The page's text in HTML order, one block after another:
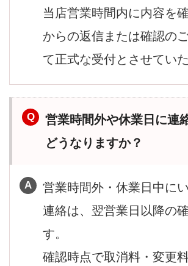
当店営業時間内に内容を
からの返信または確認の
て正式な受付とさせてい
営業時間外や休業日に連
どうなりますか？
営業時間外・休業日中に
連絡は、翌営業日以降の
す。
確認時点で取消料・変更